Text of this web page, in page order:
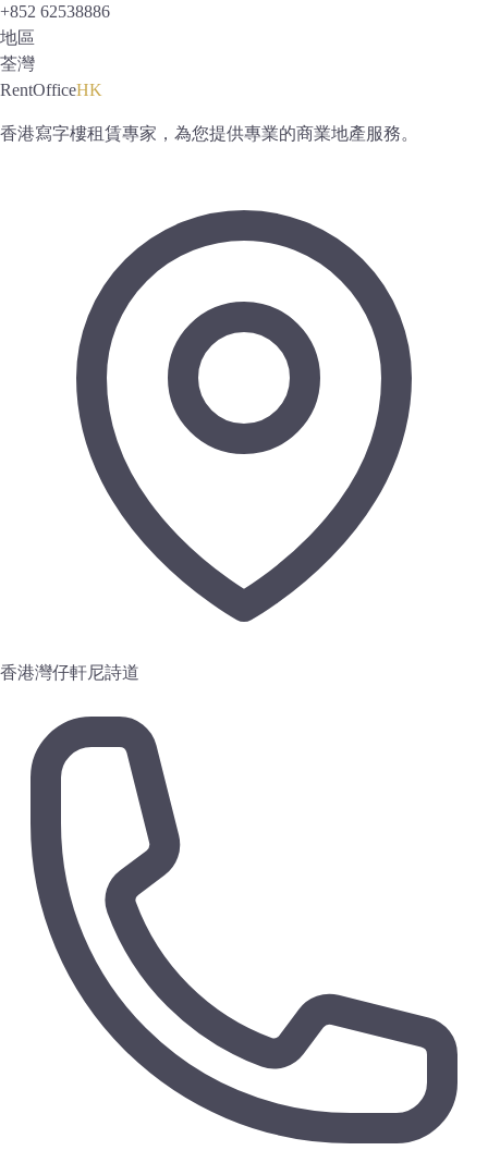
+852 62538886
地區
荃灣
RentOfficeHK
香港寫字樓租賃專家，為您提供專業的商業地產服務。
香港灣仔軒尼詩道